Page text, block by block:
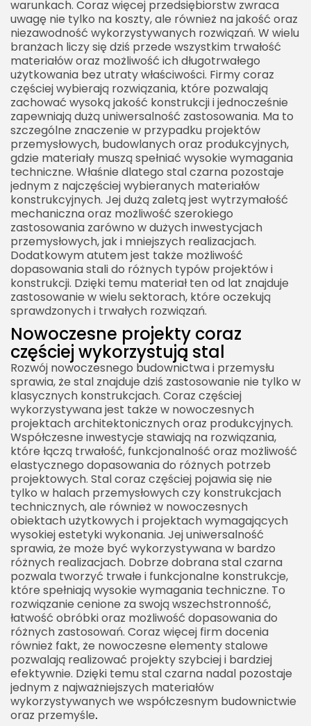
warunkach. Coraz więcej przedsiębiorstw zwraca
uwagę nie tylko na koszty, ale również na jakość oraz
niezawodność wykorzystywanych rozwiązań. W wielu
branżach liczy się dziś przede wszystkim trwałość
materiałów oraz możliwość ich długotrwałego
użytkowania bez utraty właściwości. Firmy coraz
częściej wybierają rozwiązania, które pozwalają
zachować wysoką jakość konstrukcji i jednocześnie
zapewniają dużą uniwersalność zastosowania. Ma to
szczególne znaczenie w przypadku projektów
przemysłowych, budowlanych oraz produkcyjnych,
gdzie materiały muszą spełniać wysokie wymagania
techniczne. Właśnie dlatego stal czarna pozostaje
jednym z najczęściej wybieranych materiałów
konstrukcyjnych. Jej dużą zaletą jest wytrzymałość
mechaniczna oraz możliwość szerokiego
zastosowania zarówno w dużych inwestycjach
przemysłowych, jak i mniejszych realizacjach.
Dodatkowym atutem jest także możliwość
dopasowania stali do różnych typów projektów i
konstrukcji. Dzięki temu materiał ten od lat znajduje
zastosowanie w wielu sektorach, które oczekują
sprawdzonych i trwałych rozwiązań.
Nowoczesne projekty coraz
częściej wykorzystują stal
Rozwój nowoczesnego budownictwa i przemysłu
sprawia, że stal znajduje dziś zastosowanie nie tylko w
klasycznych konstrukcjach. Coraz częściej
wykorzystywana jest także w nowoczesnych
projektach architektonicznych oraz produkcyjnych.
Współczesne inwestycje stawiają na rozwiązania,
które łączą trwałość, funkcjonalność oraz możliwość
elastycznego dopasowania do różnych potrzeb
projektowych. Stal coraz częściej pojawia się nie
tylko w halach przemysłowych czy konstrukcjach
technicznych, ale również w nowoczesnych
obiektach użytkowych i projektach wymagających
wysokiej estetyki wykonania. Jej uniwersalność
sprawia, że może być wykorzystywana w bardzo
różnych realizacjach. Dobrze dobrana stal czarna
pozwala tworzyć trwałe i funkcjonalne konstrukcje,
które spełniają wysokie wymagania techniczne. To
rozwiązanie cenione za swoją wszechstronność,
łatwość obróbki oraz możliwość dopasowania do
różnych zastosowań. Coraz więcej firm docenia
również fakt, że nowoczesne elementy stalowe
pozwalają realizować projekty szybciej i bardziej
efektywnie. Dzięki temu stal czarna nadal pozostaje
jednym z najważniejszych materiałów
wykorzystywanych we współczesnym budownictwie
oraz przemyśle.